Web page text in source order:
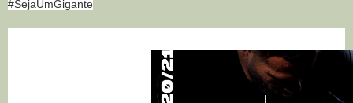
#SejaUmGigante